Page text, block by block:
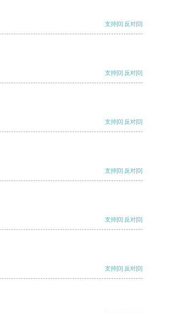
支持[0] 反对[0]
支持[0] 反对[0]
支持[0] 反对[0]
支持[0] 反对[0]
支持[0] 反对[0]
支持[0] 反对[0]